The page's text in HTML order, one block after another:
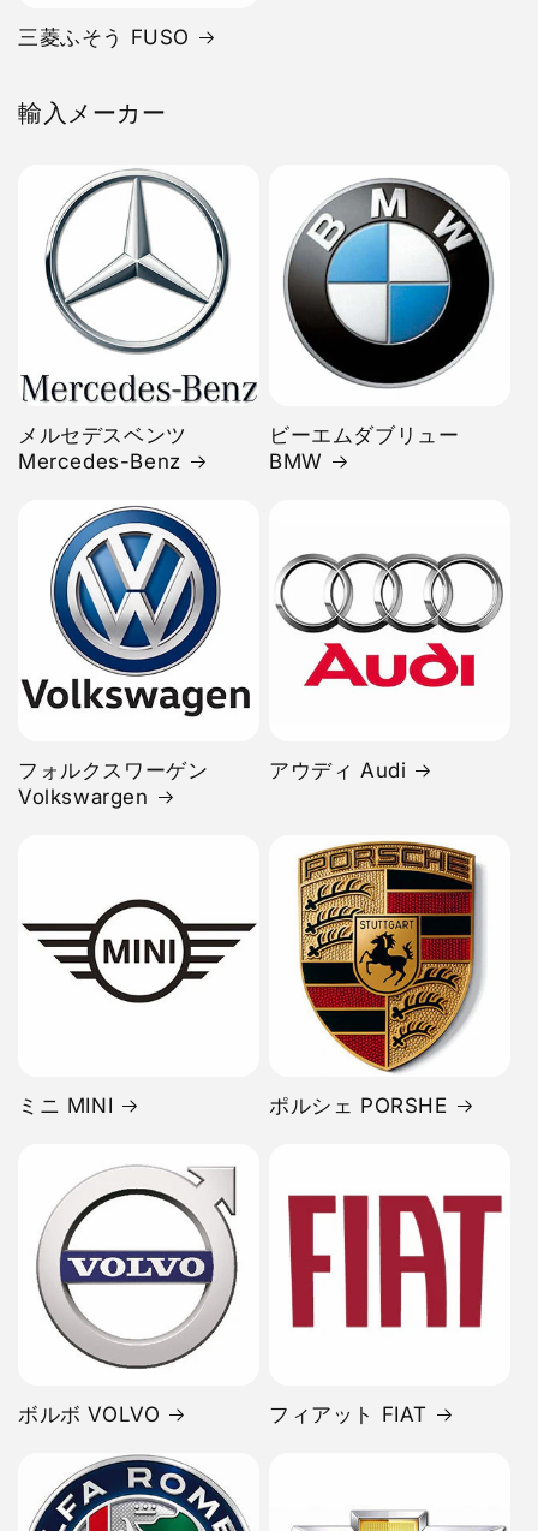
三菱ふそう FUSO
輸入メーカー
メルセデスベンツ
Mercedes-Benz
ビーエムダブリュー
BMW
フォルクスワーゲン
Volkswargen
アウディ Audi
ミニ MINI ポルシェ PORSHE
ボルボ VOLVO フィアット FIAT